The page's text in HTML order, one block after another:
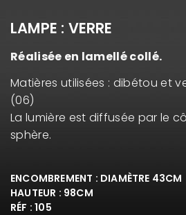
LAMPE : VERRE
Réalisée en lamellé collé.
Matières utilisées : dibétou et
(06)
La lumière est diffusée par le
sphère.
ENCOMBREMENT : DIAMÈTRE 43CM
HAUTEUR : 98CM
RÉF : 105